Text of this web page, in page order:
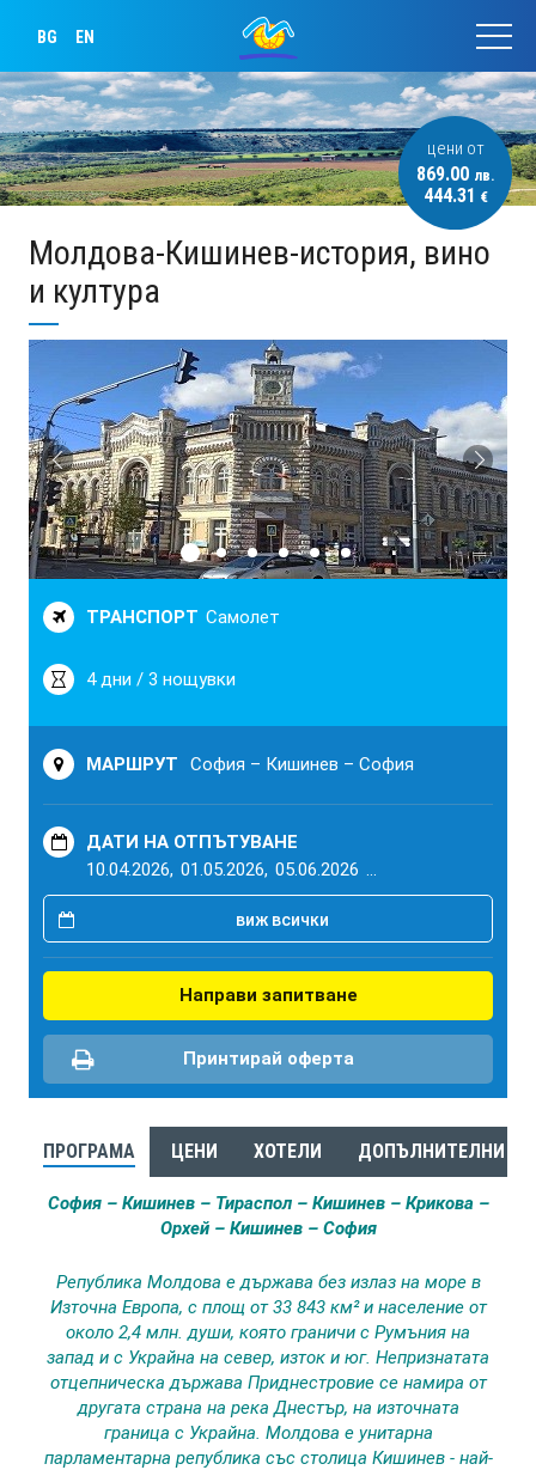
BG EN
Молдова-Кишинев-история, вино
и култура
цени от
869.00 лв.
444.31 €
ТРАНСПОРТ Самолет
4 дни / 3 нощувки
МАРШРУТ София – Кишинев – София
ДАТИ НА ОТПЪТУВАНЕ
10.04.2026, 01.05.2026, 05.06.2026 ...
виж всички
Направи запитване
Принтирай оферта
ПРОГРАМА ЦЕНИ ХОТЕЛИ ДОПЪЛНИТЕЛНИ
София – Кишинев – Тираспол – Кишинев – Крикова –
Орхей – Кишинев – София
Република Молдова е държава без излаз на море в
Източна Европа, с площ от 33 843 км² и население от
около 2,4 млн. души, която граничи с Румъния на
запад и с Украйна на север, изток и юг. Непризнатата
отцепническа държава Приднестровие се намира от
другата страна на река Днестър, на източната
граница с Украйна. Молдова е унитарна
парламентарна република със столица Кишинев - най-